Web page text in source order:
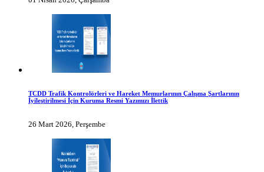
TCDD Trafik Kontrolörleri ve Hareket Memurlarının Çalışma Şartlarının
İyileştirilmesi İçin Kuruma Resmi Yazımızı İlettik
26 Mart 2026, Perşembe